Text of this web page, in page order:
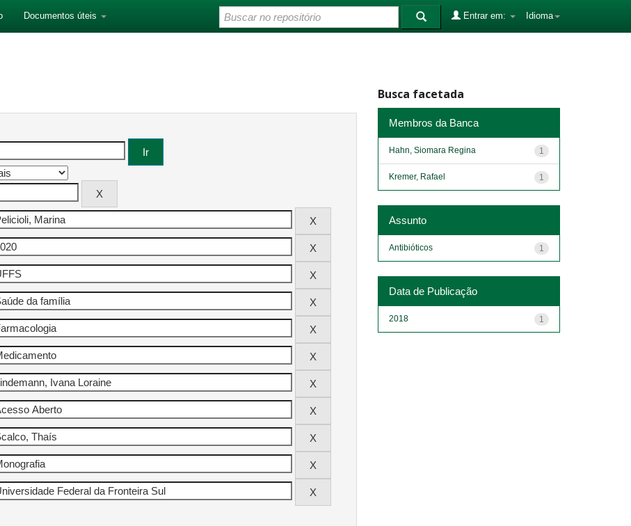
Documentos úteis Idioma
Entrar em:
Busca facetada
Membros da Banca
1
Hahn, Siomara Regina
1
Kremer, Rafael
Assunto
1
Antibióticos
Data de Publicação
1
2018